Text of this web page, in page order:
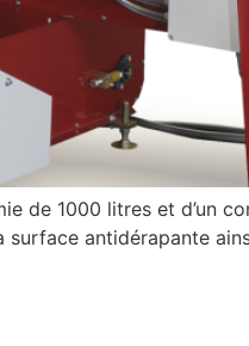
de 1000 litres et d’un
antidérapante